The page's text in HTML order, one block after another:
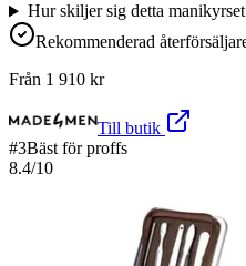
Hur skiljer sig detta
Rekommenderad
Från 1 910 kr
Till butik
#3Bäst för proffs
8.4/10